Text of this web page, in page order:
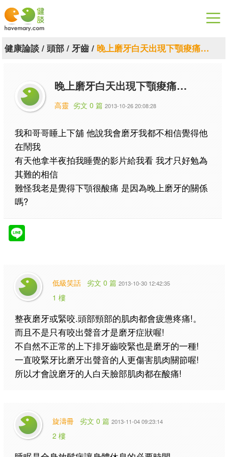
漫漫健康
關於健談
聯絡我們
下載專區
健康論談/ 頭部/ 牙齒/ 晚上磨牙白天出現下顎痠痛…
晚上磨牙白天出現下顎痠痛…
高靈 劣文 0 篇 2013-10-26 20:08:28
我和哥哥睡上下舖 他說我會磨牙我都不相信覺得他
在鬧我
有天他拿半夜拍我睡覺的影片給我看 我才只好勉為
其難的相信
難怪我老是覺得下顎很酸痛 是因為晚上磨牙的關係
嗎?
低級笑話 劣文 0 篇 2013-10-30 12:42:35
1 樓
整夜磨牙或緊咬.頭部頸部的肌肉都會疲憊疼痛!。
而且不是只有咬出聲音才是磨牙症狀喔!
不自然不正常的上下排牙齒咬緊也是磨牙的一種!
一直咬緊牙比磨牙出聲音的人更傷害肌肉關節喔!
所以才會說磨牙的人白天臉部肌肉都在酸痛!
旋濤冊 劣文 0 篇 2013-11-04 09:23:14
2 樓